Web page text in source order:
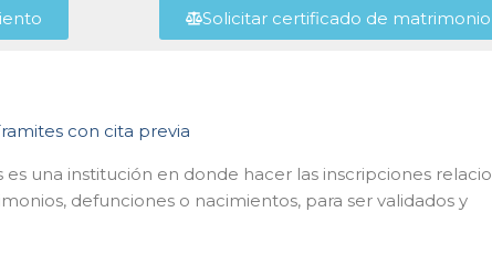
Solicitar certificado de matrimonio
con cita previa
es una institución en donde hacer las inscripciones
defunciones o nacimientos, para ser validados y